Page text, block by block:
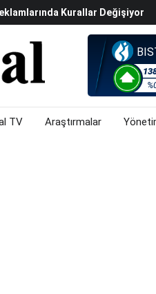
Kurallar Değişiyor
Daralma Sürüyor
Güne Nasıl Başladı? (31 Temmuz
Teknoloji Rallisi Risk
Ortası: Borsa, Döviz Ve
TV Araştırmalar